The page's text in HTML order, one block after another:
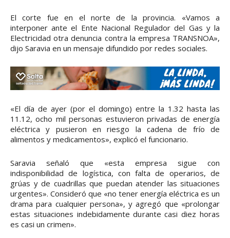
El corte fue en el norte de la provincia. «Vamos a
interponer ante el Ente Nacional Regulador del Gas y la
Electricidad otra denuncia contra la empresa TRANSNOA»,
dijo Saravia en un mensaje difundido por redes sociales.
«El día de ayer (por el domingo) entre la 1.32 hasta las
11.12, ocho mil personas estuvieron privadas de energía
eléctrica y pusieron en riesgo la cadena de frío de
alimentos y medicamentos», explicó el funcionario.
Saravia señaló que «esta empresa sigue con
indisponibilidad de logística, con falta de operarios, de
grúas y de cuadrillas que puedan atender las situaciones
urgentes». Consideró que «no tener energía eléctrica es un
drama para cualquier persona», y agregó que «prolongar
estas situaciones indebidamente durante casi diez horas
es casi un crimen».